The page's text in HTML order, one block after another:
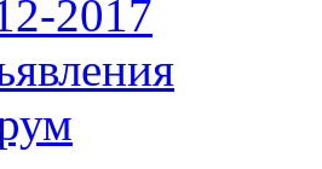
2017